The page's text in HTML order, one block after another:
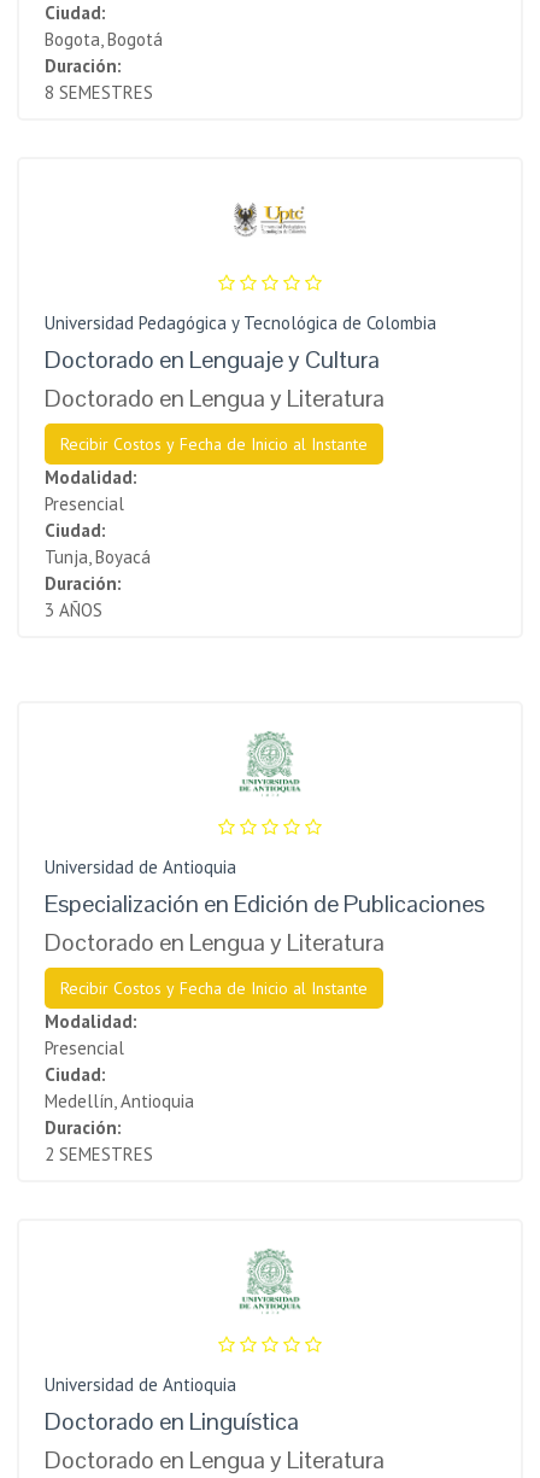
Ciudad:
Bogota, Bogotá
Duración:
8 SEMESTRES
Universidad Pedagógica y Tecnológica de Colombia
Doctorado en Lenguaje y Cultura
Doctorado en Lengua y Literatura
Recibir Costos y Fecha de Inicio al Instante
Modalidad:
Presencial
Ciudad:
Tunja, Boyacá
Duración:
3 AÑOS
Universidad de Antioquia
Especialización en Edición de Publicaciones
Doctorado en Lengua y Literatura
Recibir Costos y Fecha de Inicio al Instante
Modalidad:
Presencial
Ciudad:
Medellín, Antioquia
Duración:
2 SEMESTRES
Universidad de Antioquia
Doctorado en Linguística
Doctorado en Lengua y Literatura